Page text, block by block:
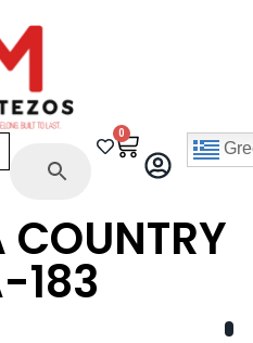
0
183